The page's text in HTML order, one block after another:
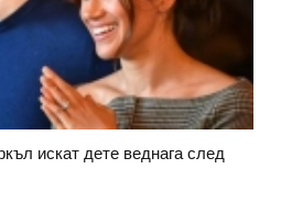
искат дете веднага след